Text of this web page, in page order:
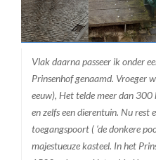
Vlak daarna passeer ik onder
Prinsenhof genaamd. Vroeger
eeuw), Het telde meer dan 300
en zelfs een dierentuin. Nu rest
toegangspoort ( ‘de donkere
majestueuze kasteel. In het